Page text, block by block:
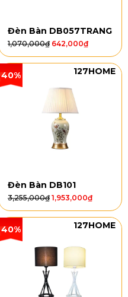
Đèn Bàn DB057TRANG
1,070,000₫ 642,000₫
40% 127HOME
Đèn Bàn DB101
3,255,000₫ 1,953,000₫
40% 127HOME